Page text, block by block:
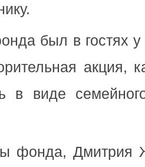
был в гостях
акция,
в виде
фонда, Дмитрия